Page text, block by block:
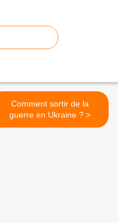
Comment sortir de la
guerre en Ukraine ? >